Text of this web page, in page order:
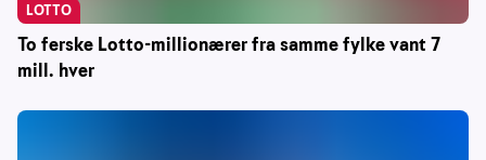
To ferske Lotto-millionærer fra samme fylke vant 7
mill. hver
LOTTO